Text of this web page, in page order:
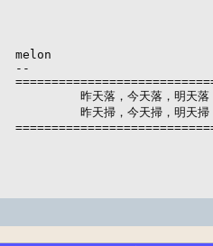
melon
--
昨天落，今天落，明天落
昨天掃，今天掃，明天掃